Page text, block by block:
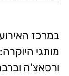
במרכז
מותגי
ורסאצ'ה